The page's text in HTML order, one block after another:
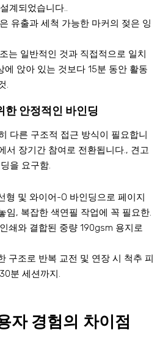
계되었습니다..
유출과 세척 가능한 마커의 젖은 잉
는 일반적인 것과 직접적으로 일치
에 앉아 있는 것보다 15분 동안 활동
.
한 안정적인 바인딩
다른 구조적 접근 방식이 필요합니
서 장기간 참여로 전환됩니다., 견고
을 요구함.
형 및 와이어-O 바인딩으로 페이지
임, 복잡한 색연필 작업에 꼭 필요한.
쇄와 결합된 중량 190gsm 용지로
구조로 반복 교전 및 연장 시 척추 피
분 세션까지.
자 경험의 차이점